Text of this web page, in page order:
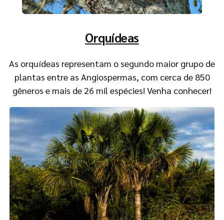
Orquídeas
As orquídeas representam o segundo maior grupo de
plantas entre as Angiospermas, com cerca de 850
gêneros e mais de 26 mil espécies! Venha conhecer!